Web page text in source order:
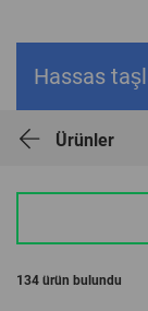
Hassas
Ürünler
134 ürün bulundu